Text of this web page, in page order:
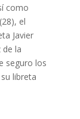
como
el
Javier
de la
seguro los
libreta